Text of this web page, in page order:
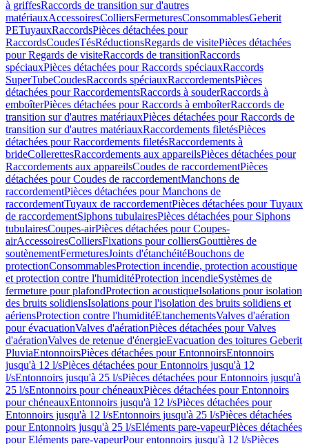
à griffesRaccords de transition sur d'autres
matériauxAccessoiresColliersFermeturesConsommablesGeberit
PETuyauxRaccordsPièces détachées pour
RaccordsCoudesTésRéductionsRegards de visitePièces détachées
pour Regards de visiteRaccords de transitionRaccords
spéciauxPièces détachées pour Raccords spéciauxRaccords
SuperTubeCoudesRaccords spéciauxRaccordementsPièces
détachées pour RaccordementsRaccords à souderRaccords à
emboîterPièces détachées pour Raccords à emboîterRaccords de
transition sur d'autres matériauxPièces détachées pour Raccords de
transition sur d'autres matériauxRaccordements filetésPièces
détachées pour Raccordements filetésRaccordements à
brideCollerettesRaccordements aux appareilsPièces détachées pour
Raccordements aux appareilsCoudes de raccordementPièces
détachées pour Coudes de raccordementManchons de
raccordementPièces détachées pour Manchons de
raccordementTuyaux de raccordementPièces détachées pour Tuyaux
de raccordementSiphons tubulairesPièces détachées pour Siphons
tubulairesCoupes-airPièces détachées pour Coupes-
airAccessoiresColliersFixations pour colliersGouttières de
soutènementFermeturesJoints d'étanchéitéBouchons de
protectionConsommablesProtection incendie, protection acoustique
et protection contre l'humiditéProtection incendieSystèmes de
fermeture pour plafondProtection acoustiqueIsolations pour isolation
des bruits solidiensIsolations pour l'isolation des bruits solidiens et
aériensProtection contre l'humiditéEtanchementsValves d'aération
pour évacuationValves d'aérationPièces détachées pour Valves
d'aérationValves de retenue d'énergieEvacuation des toitures Geberit
PluviaEntonnoirsPièces détachées pour EntonnoirsEntonnoirs
jusqu'à 12 l/sPièces détachées pour Entonnoirs jusqu'à 12
l/sEntonnoirs jusqu'à 25 l/sPièces détachées pour Entonnoirs jusqu'à
25 l/sEntonnoirs pour chéneauxPièces détachées pour Entonnoirs
pour chéneauxEntonnoirs jusqu'à 12 l/sPièces détachées pour
Entonnoirs jusqu'à 12 l/sEntonnoirs jusqu'à 25 l/sPièces détachées
pour Entonnoirs jusqu'à 25 l/sEléments pare-vapeurPièces détachées
pour Eléments pare-vapeurPour entonnoirs jusqu'à 12 l/sPièces